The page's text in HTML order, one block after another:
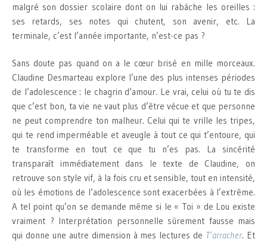
malgré son dossier scolaire dont on lui rabâche les oreilles :
ses retards, ses notes qui chutent, son avenir, etc. La
terminale, c’est l’année importante, n’est-ce pas ?
Sans doute pas quand on a le cœur brisé en mille morceaux.
Claudine Desmarteau explore l’une des plus intenses périodes
de l’adolescence : le chagrin d’amour. Le vrai, celui où tu te dis
que c’est bon, ta vie ne vaut plus d’être vécue et que personne
ne peut comprendre ton malheur. Celui qui te vrille les tripes,
qui te rend imperméable et aveugle à tout ce qui t’entoure, qui
te transforme en tout ce que tu n’es pas. La sincérité
transparaît immédiatement dans le texte de Claudine, on
retrouve son style vif, à la fois cru et sensible, tout en intensité,
où les émotions de l’adolescence sont exacerbées à l’extrême.
A tel point qu’on se demande même si le « Toi » de Lou existe
vraiment ? Interprétation personnelle sûrement fausse mais
qui donne une autre dimension à mes lectures de T’arracher. Et